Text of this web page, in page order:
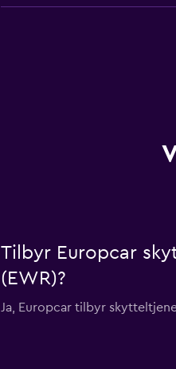
Tilbyr Europcar
(EWR)?
Ja, Europcar tilbyr